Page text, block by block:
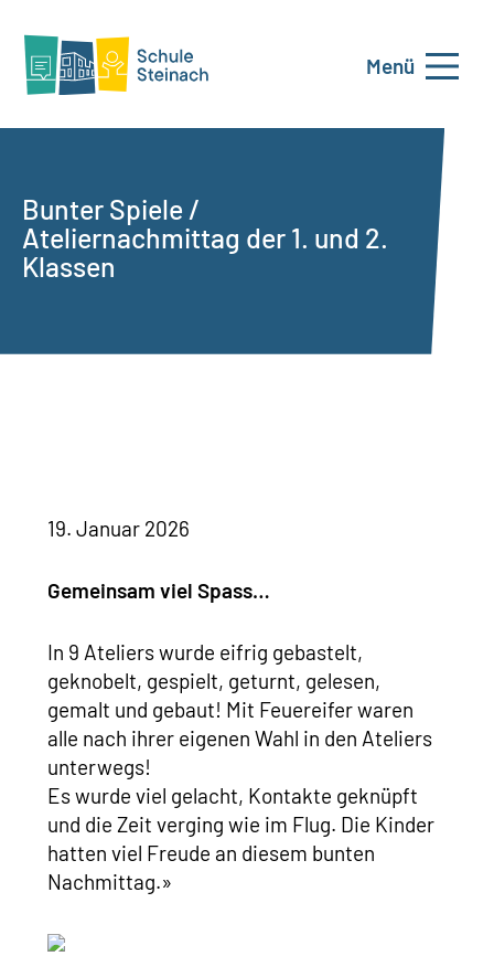
Menü
Bunter Spiele /
Ateliernachmittag der 1. und 2.
Klassen
19. Januar 2026
Gemeinsam viel Spass…
In 9 Ateliers wurde eifrig gebastelt,
geknobelt, gespielt, geturnt, gelesen,
gemalt und gebaut! Mit Feuereifer waren
alle nach ihrer eigenen Wahl in den Ateliers
unterwegs!
Es wurde viel gelacht, Kontakte geknüpft
und die Zeit verging wie im Flug. Die Kinder
hatten viel Freude an diesem bunten
Nachmittag.»